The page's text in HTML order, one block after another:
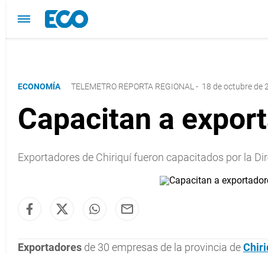
ECONOMÍA TELEMETRO REPORTA REGIONAL - 18 de octubre de
Capacitan a
Exportadores de Chiriquí fueron capacitados por la
Exportadores de 30 empresas de la provincia de